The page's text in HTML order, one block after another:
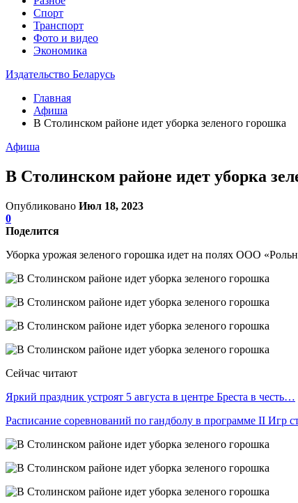
Спорт
Транспорт
Фото и видео
Экономика
Издательство Беларусь
Главная
Афиша
В Столинском районе идет уборка зеленого горошка
Афиша
В Столинском районе идет уборка
Опубликовано Июл 18, 2023
0
Поделится
Уборка урожая зеленого горошка идет на полях ООО
Сейчас читают
Яркий праздник устроят 5 августа в центре Бреста в честь…
Расписание соревнований по гандболу в программе II Игр